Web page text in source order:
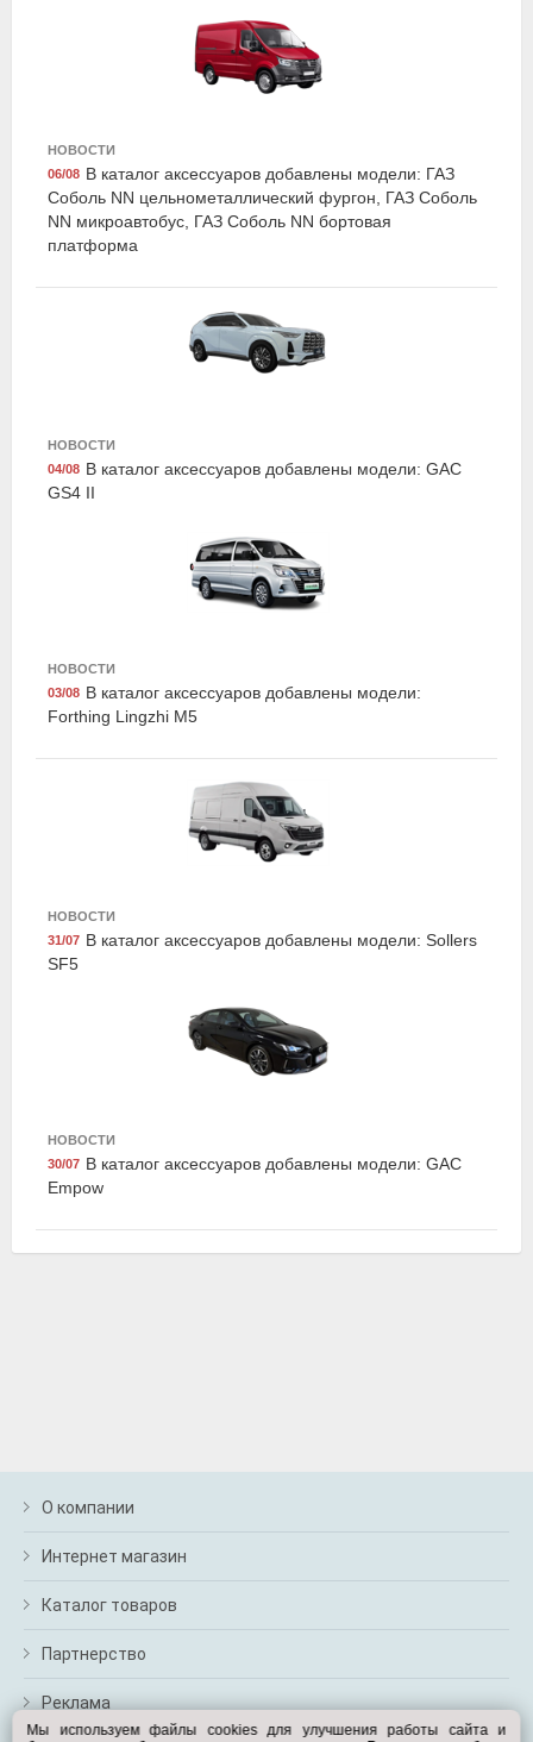
Fenox FAU1067
Жидкость тормозная DOT 4|DOT 4 +, "BRAKE
Жидкость охлаждающая "Antifreeze G12+", красная,
НОВОСТИ
06/08 В каталог аксессуаров добавлены модели: ГАЗ
Соболь NN цельнометаллический фургон, ГАЗ Соболь
NN микроавтобус, ГАЗ Соболь NN бортовая
платформа
НОВОСТИ
04/08 В каталог аксессуаров добавлены модели: GAC
GS4 II
НОВОСТИ
03/08 В каталог аксессуаров добавлены модели:
Forthing Lingzhi M5
НОВОСТИ
31/07 В каталог аксессуаров добавлены модели: Sollers
SF5
НОВОСТИ
30/07 В каталог аксессуаров добавлены модели: GAC
Empow
О компании
Интернет магазин
Каталог товаров
Партнерство
Реклама
Мы используем файлы cookies для улучшения работы сайта и